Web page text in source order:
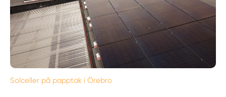
Solceller på papptak i Örebro